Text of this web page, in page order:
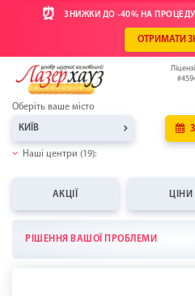
⏰ ЗНИЖКИ ДО -40% НА
ОТРИМАТИ
Оберіть ваше місто
КИЇВ
Наші центри (19):
АКЦІЇ ЦІНИ
РІШЕННЯ ВАШОЇ ПРОБЛЕМИ